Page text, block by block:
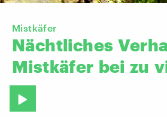
Mistkäfer
Nächtliches
Mistkäfer bei zu